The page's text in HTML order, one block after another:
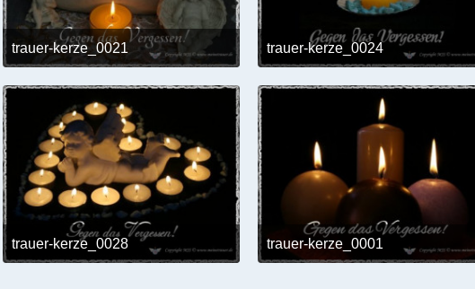
trauer-kerze_0021
24. Mai 2017 um 12:02
trauer-kerze_0024
24. Mai 2017 um
trauer-kerze_0028
24. Mai 2017 um 12:02
trauer-kerze_0001
24. Mai 2017 um